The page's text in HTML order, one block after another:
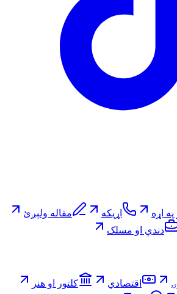
اړه اړیکه
مقاله ولېږئ
دندې او مسلک
اقتصادي کلتور او هنر